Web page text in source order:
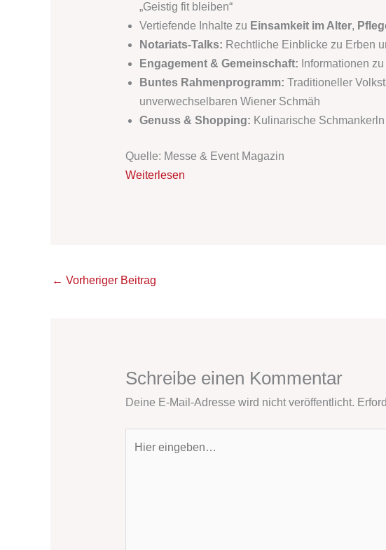
„Geistig fit bleiben“
Vertiefende Inhalte zu Einsamkeit im Alter,
Notariats-Talks: Rechtliche Einblicke zu Erben
Engagement & Gemeinschaft: Informationen
Buntes Rahmenprogramm: Traditioneller
unverwechselbaren Wiener Schmäh
Genuss & Shopping: Kulinarische
Quelle: Messe & Event Magazin
Weiterlesen
← Vorheriger Beitrag
Schreibe einen Kommentar
Deine E-Mail-Adresse wird nicht veröffentlicht.
eingeben…